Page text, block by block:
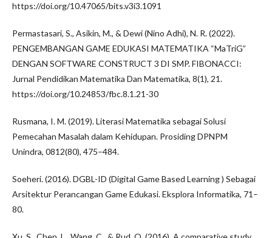
https://doi.org/10.47065/bits.v3i3.1091
Permastasari, S., Asikin, M., & Dewi (Nino Adhi), N. R. (2022).
PENGEMBANGAN GAME EDUKASI MATEMATIKA “MaTriG”
DENGAN SOFTWARE CONSTRUCT 3 DI SMP. FIBONACCI:
Jurnal Pendidikan Matematika Dan Matematika, 8(1), 21.
https://doi.org/10.24853/fbc.8.1.21-30
Rusmana, I. M. (2019). Literasi Matematika sebagai Solusi
Pemecahan Masalah dalam Kehidupan. Prosiding DPNPM
Unindra, 0812(80), 475–484.
Soeheri. (2016). DGBL-ID (Digital Game Based Learning ) Sebagai
Arsitektur Perancangan Game Edukasi. Eksplora Informatika, 71–
80.